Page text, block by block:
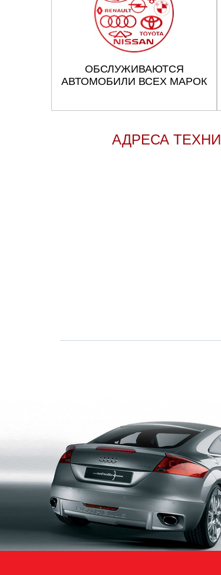
ОБСЛУЖИВАЮТСЯ
АВТОМОБИЛИ ВСЕХ МАРОК
АДРЕСА